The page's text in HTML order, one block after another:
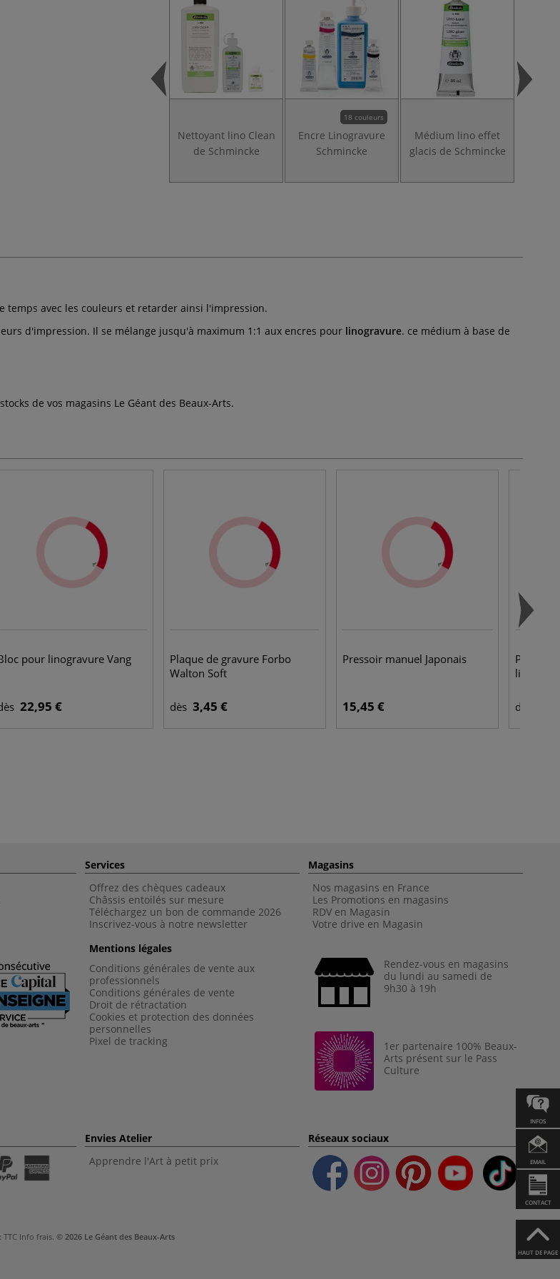
INFOS
EMAIL
CONTACT
HAUT DE PAGE
Nettoyant lino Clean
de Schmincke
18 couleurs
Encre Linogravure
Schmincke
Médium lino effet
glacis de Schmincke
temps avec les couleurs et retarder ainsi l'impression.
d'impression. Il se mélange jusqu'à maximum 1:1 aux encres pour linogravure. ce médium à base de
de vos magasins Le Géant des Beaux-Arts.
pour linogravure Vang
22,95 €
Plaque de gravure Forbo
Walton Soft
dès 3,45 €
Pressoir manuel Japonais
15,45 €
Papier
dès
Services
Offrez des chèques cadeaux
Châssis entoilés sur mesure
Téléchargez un bon de commande 2026
Inscrivez-vous à notre newsletter
Mentions légales
Conditions générales de vente aux
professionnels
Conditions générales de vente
Droit de rétractation
Cookies et protection des données
personnelles
Pixel de tracking
Magasins
Nos magasins en France
Les Promotions en magasins
RDV en Magasin
Votre drive en Magasin
Rendez-vous en magasins
du lundi au samedi de
9h30 à 19h
1er partenaire 100% Beaux-
Arts présent sur le Pass
Culture
Envies Atelier
Apprendre l'Art à petit prix
Réseaux sociaux
TTC Info frais. © 2026 Le Géant des Beaux-Arts